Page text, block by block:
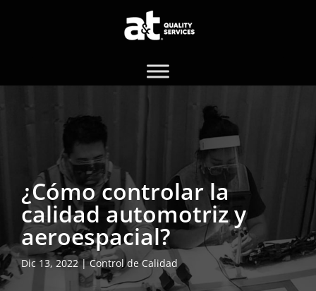
¿Cómo controlar la
calidad automotriz y
aeroespacial?
Dic 13, 2022|Control de Calidad